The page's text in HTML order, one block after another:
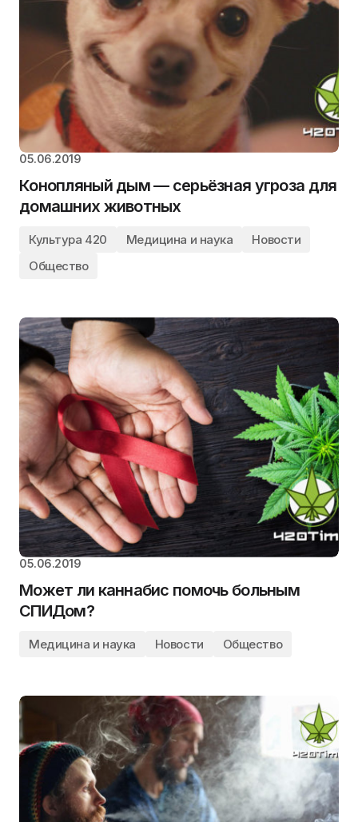
05.06.2019
Конопляный дым — серьёзная угроза для
домашних животных
Культура 420 Медицина и наука
Новости
Общество
05.06.2019
Может ли каннабис помочь больным
СПИДом?
Медицина и наука Новости Общество